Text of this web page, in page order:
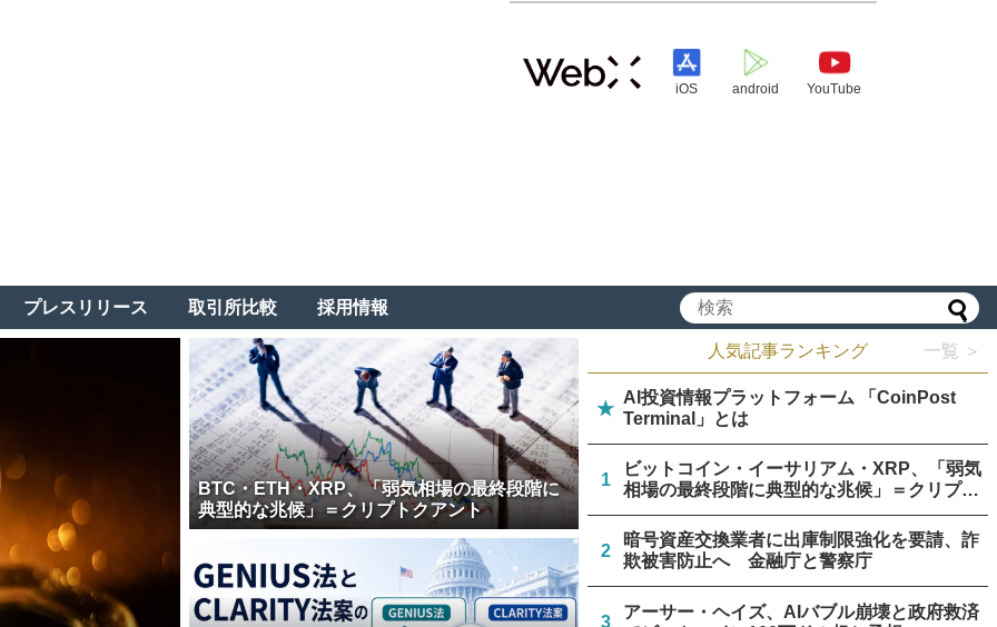
iOS android YouTube
プレスリリース 取引所比較 採用情報
BTC・ETH・XRP、「弱気相場の最終段階に
典型的な兆候」＝クリプトクアント
人気記事ランキング 一覧 ＞
★
AI投資情報プラットフォーム 「CoinPost
Terminal」とは
1
ビットコイン・イーサリアム・XRP、「弱気
相場の最終段階に典型的な兆候」＝クリプト
クアント
2
暗号資産交換業者に出庫制限強化を要請、詐
欺被害防止へ 金融庁と警察庁
3
アーサー・ヘイズ、AIバブル崩壊と政府救済